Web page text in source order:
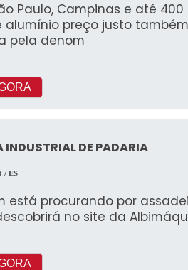
Paulo, Campinas e até
alumínio preço justo
pela denom
INDUSTRIAL DE PADARIA
/ ES
está procurando por
no site da